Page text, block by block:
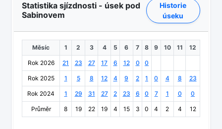
Statistika sjízdnosti - úsek pod
Sabinovem
Historie
úseku
Měsíc 1 2 3 4 5 6 7 8 9 10 11 12
Rok 2026 21 23 27 17 6 12 0 0
Rok 2025 1 5 8 12 4 9 2 1 0 4 8 23
Rok 2024 1 29 31 27 2 23 6 0 7 1 0 0
Průměr 8 19 22 19 4 15 3 0 4 2 4 12